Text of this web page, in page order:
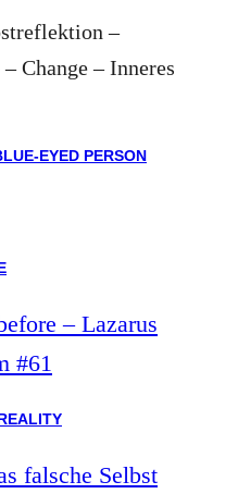
–
Change – Inneres
– Lazarus
#61
falsche Selbst